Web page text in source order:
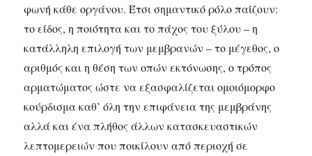
φωνή κάθε οργάνου. Έτσι σημαντικό ρόλο παίζουν:
το είδος, η ποιότητα και το πάχος του ξύλου – η
κατάλληλη επιλογή των μεμβρανών – το μέγεθος, ο
αριθμός και η θέση των οπών εκτόνωσης, ο τρόπος
αρματώματος ώστε να εξασφαλίζεται ομοιόμορφο
κούρδισμα καθ’ όλη την επιφάνεια της μεμβράνης
αλλά και ένα πλήθος άλλων κατασκευαστικών
λεπτομερειών που ποικίλουν από περιοχή σε